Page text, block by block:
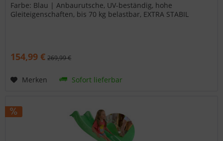
Farbe: Blau | Anbaurutsche, UV-beständig, hohe
Gleiteigenschaften, bis 70 kg belastbar, EXTRA STABIL
154,99 € 269,99 €
Merken Sofort lieferbar